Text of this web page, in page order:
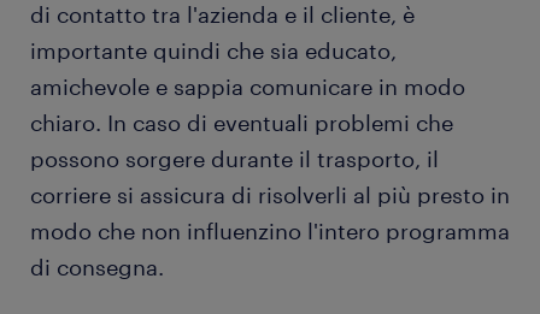
di contatto tra l'azienda e il cliente, è
importante quindi che sia educato,
amichevole e sappia comunicare in modo
chiaro. In caso di eventuali problemi che
possono sorgere durante il trasporto, il
corriere si assicura di risolverli al più presto in
modo che non influenzino l'intero programma
di consegna.